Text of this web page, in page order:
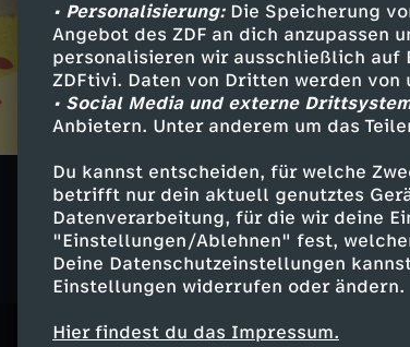
• Personalisierung:Die Speicherung
Angebot des ZDF an dich anzupassen
personalisieren wir ausschließlich auf
ZDFtivi. Daten von Dritten werden von
• Social Media und externe
Anbietern. Unter anderem um das
Du kannst entscheiden, für welche
betrifft nur dein aktuell genutztes
Datenverarbeitung, für die wir deine
"Einstellungen/Ablehnen" fest,
Deine Datenschutzeinstellungen
Einstellungen widerrufen oder ändern.
Hier findest du das Impressum.
Abenteuer Animation